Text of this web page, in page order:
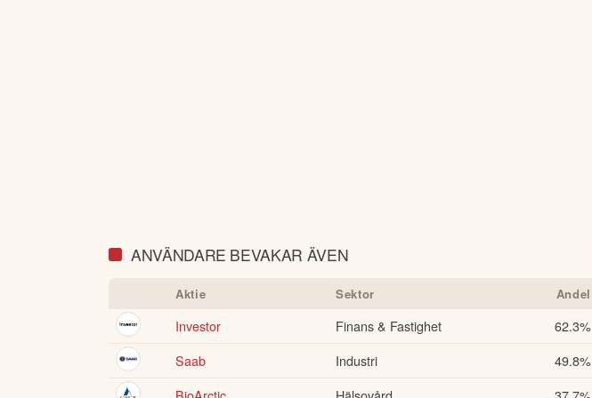
ANVÄNDARE BEVAKAR ÄVEN
Aktie Sektor Andel
Investor Finans & Fastighet 62.3%
Saab
Industri 49.8%